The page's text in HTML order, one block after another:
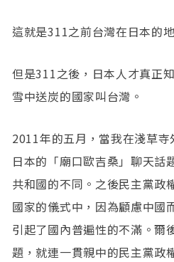
這就是311之前台灣在日本的
但是311之後，日本人才真正
雪中送炭的國家叫台灣。
2011年的五月，當我在淺草
日本的「廟口歐吉桑」聊天話
共和國的不同。之後民主黨政
國家的儀式中，因為顧慮中國
引起了國內普遍性的不滿。爾
題，就連一貫親中的民主黨政